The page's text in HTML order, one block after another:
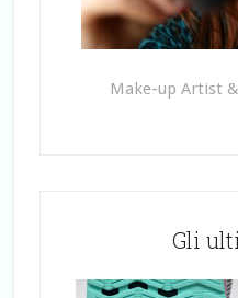
Make-up Artist
Gli